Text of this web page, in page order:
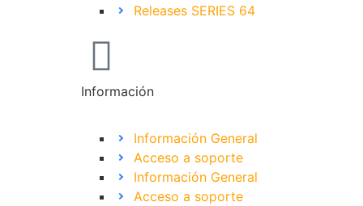
Releases SERIES 64
Información
Información General
Acceso a soporte
Información General
Acceso a soporte